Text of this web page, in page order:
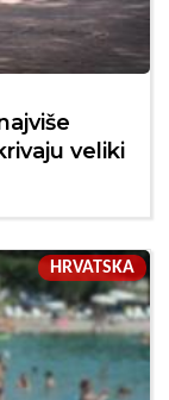
veliki
HRVATSKA